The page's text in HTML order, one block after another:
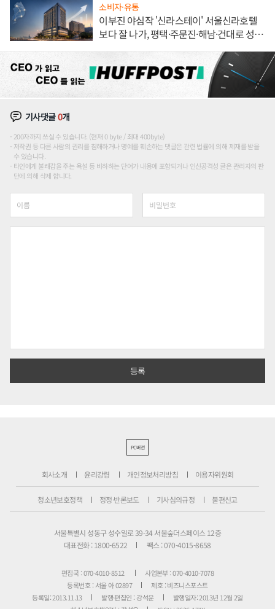
소비자·유통
이부진 야심작 '신라스테이' 서울신라호텔
보다 잘 나가, 평택·주문진·해남·건대로 성
기사댓글0개
200자까지 쓰실 수 있습니다. (현재 0 byte / 최대 400byte)
저작권 등 다른 사람의 권리를 침해하거나 명예를 훼손하는 댓글은 관련 법률에 의해 제재를 받을
수 있습니다.
타인에게 불쾌감을 주는 욕설 등 비하하는 단어가 내용에 포함되거나 인신공격성 글은 관리자의 판
단에 의해 삭제 합니다.
PC버전
회사소개 윤리강령 개인정보처리방침 이용자위원회
청소년보호정책 정정·반론보도 기사심의규정 불편신고
서울특별시 성동구 성수일로 39-34 서울숲더스페이스 12층
대표전화 : 1800-6522
팩스 : 070-4015-8658
편집국 : 070-4010-8512
사업본부 : 070-4010-7078
등록번호 : 서울 아 02897
제호 : 비즈니스포스트
등록일: 2013.11.13
발행·편집인 : 강석운
발행일자: 2013년 12월 2일